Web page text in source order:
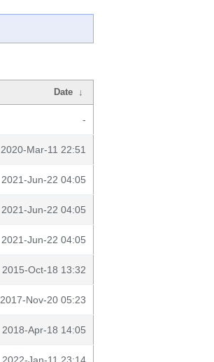
Date ↓
-
2020-Mar-11 22:51
2021-Jun-22 04:05
2021-Jun-22 04:05
2021-Jun-22 04:05
2015-Oct-18 13:32
2017-Nov-20 05:23
2018-Apr-18 14:05